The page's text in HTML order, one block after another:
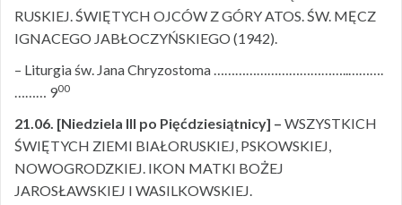
RUSKIEJ. ŚWIĘTYCH OJCÓW Z GÓRY ATOS. ŚW. MĘCZ
IGNACEGO JABŁOCZYŃSKIEGO (1942).
– Liturgia św. Jana Chryzostoma ………………………………..……….
……… 900
21.06. [Niedziela III po Pięćdziesiątnicy] – WSZYSTKICH
ŚWIĘTYCH ZIEMI BIAŁORUSKIEJ, PSKOWSKIEJ,
NOWOGRODZKIEJ. IKON MATKI BOŻEJ
JAROSŁAWSKIEJ I WASILKOWSKIEJ.